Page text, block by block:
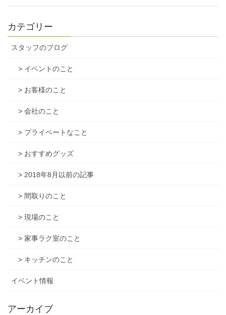
カテゴリー
スタッフのブログ
> イベントのこと
> お客様のこと
> 会社のこと
> プライベートなこと
> おすすめグッズ
> 2018年8月以前の記事
> 間取りのこと
> 現場のこと
> 家事ラク室のこと
> キッチンのこと
イベント情報
アーカイブ